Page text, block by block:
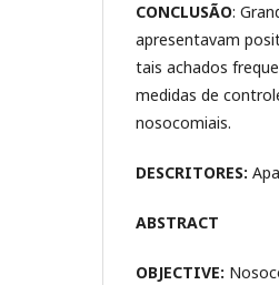
CONCLUSÃO:
apresentavam
tais achados
medidas de
nosocomiais.
DESCRITORES:
ABSTRACT
OBJECTIVE: